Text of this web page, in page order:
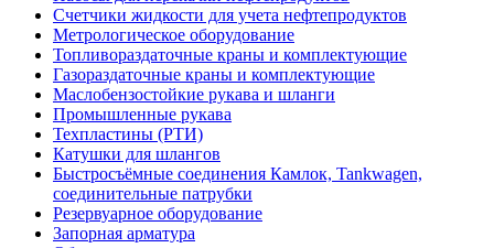
Счетчики жидкости для учета нефтепродуктов
Метрологическое оборудование
Топливораздаточные краны и комплектующие
Газораздаточные краны и комплектующие
Маслобензостойкие рукава и шланги
Промышленные рукава
Техпластины (РТИ)
Катушки для шлангов
Быстросъёмные соединения Камлок, Tankwagen,
соединительные патрубки
Резервуарное оборудование
Запорная арматура